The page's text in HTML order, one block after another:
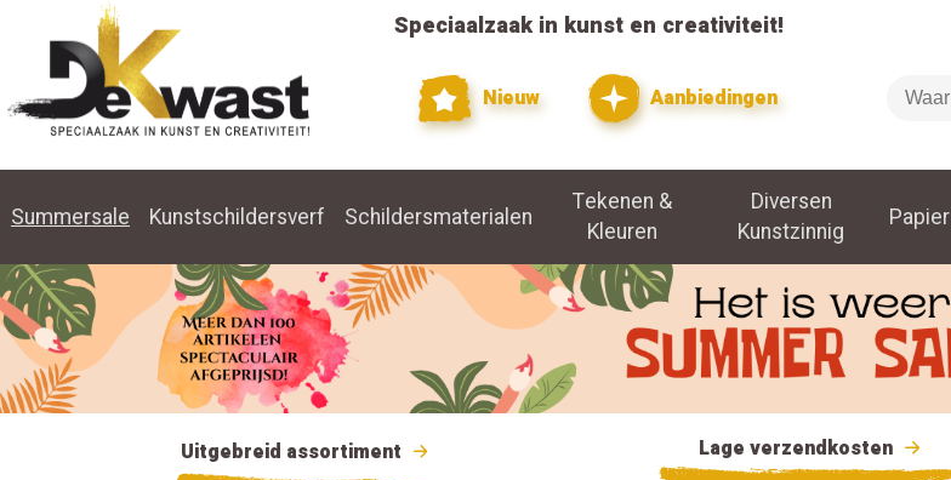
Speciaalzaak in kunst en creativiteit!
Nieuw Aanbiedingen
Zoeken
Summersale Kunstschildersverf Schildersmaterialen
Tekenen &
Kleuren
Diversen
Kunstzinnig
Papier
Uitgebreid assortiment Lage verzendkosten